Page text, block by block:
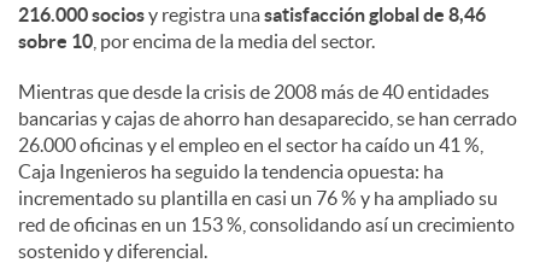
216.000 sociosy registra unasatisfacción global de 8,46
sobre 10 , por encima de la media del sector.
Mientras que desde la crisis de 2008 más de 40 entidades
bancarias y cajas de ahorro han desaparecido, se han cerrado
26.000 oficinas y el empleo en el sector ha caído un 41 %,
Caja Ingenieros ha seguido la tendencia opuesta: ha
incrementado su plantilla en casi un 76 % y ha ampliado su
red de oficinas en un 153 %, consolidando así un crecimiento
sostenido y diferencial.